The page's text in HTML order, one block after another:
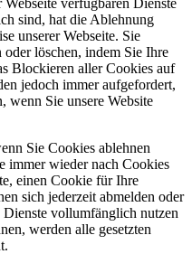
sind, hat die Ablehnung
unserer Webseite. Sie
löschen, indem Sie Ihre
Blockieren aller Cookies auf
jedoch immer aufgefordert,
wenn Sie unsere Website
Sie Cookies ablehnen
immer wieder nach Cookies
einen Cookie für Ihre
sich jederzeit abmelden oder
Dienste vollumfänglich nutzen
werden alle gesetzten